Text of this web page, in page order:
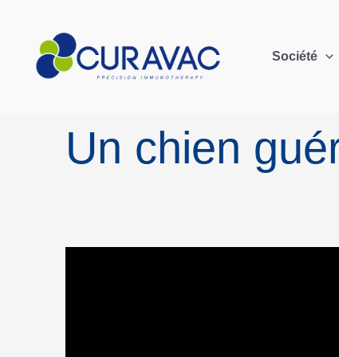
Société
Un chien